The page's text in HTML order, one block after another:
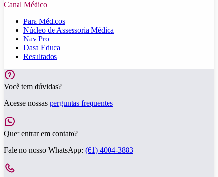
Canal Médico
Para Médicos
Núcleo de Assessoria Médica
Nav Pro
Dasa Educa
Resultados
Você tem dúvidas?
Acesse nossas perguntas frequentes
Quer entrar em contato?
Fale no nosso WhatsApp: (61) 4004-3883